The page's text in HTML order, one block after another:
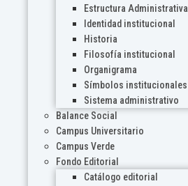
Estructura Administrativa
Identidad institucional
Historia
Filosofía institucional
Organigrama
Símbolos institucionales
Sistema administrativo
Balance Social
Campus Universitario
Campus Verde
Fondo Editorial
Catálogo editorial